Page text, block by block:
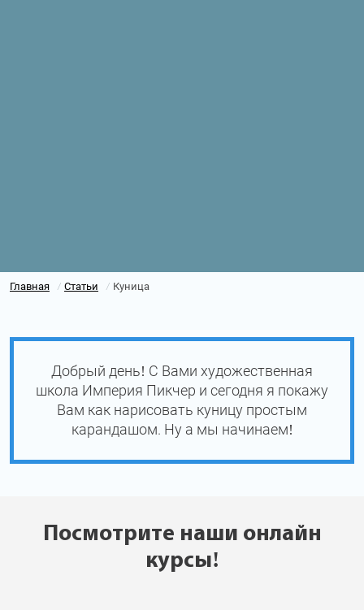
Главная / Статьи / Куница
Добрый день! С Вами художественная
школа Империя Пикчер и сегодня я покажу
Вам как нарисовать куницу простым
карандашом. Ну а мы начинаем!
Посмотрите наши онлайн
курсы!